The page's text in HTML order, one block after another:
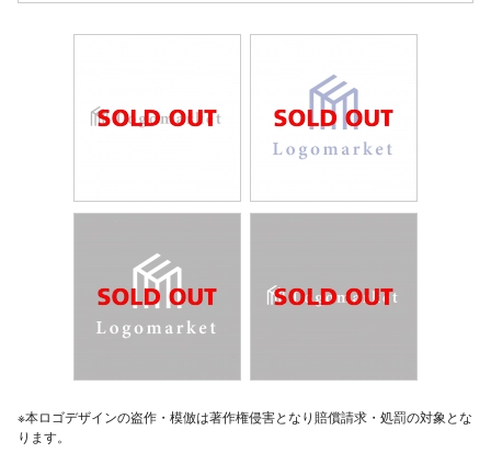
※本ロゴデザインの盗作・模倣は著作権侵害となり賠償請求・処罰の対象とな
ります。